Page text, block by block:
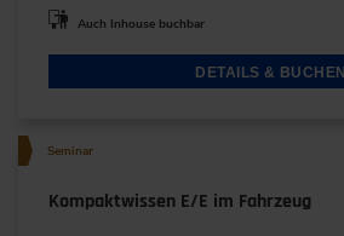
Auch Inhouse buchbar
DETAILS & BUCHEN
Seminar
Kompaktwissen E/E im Fahrzeug